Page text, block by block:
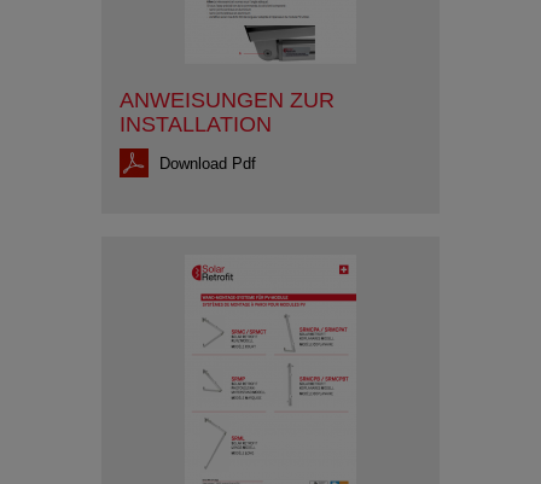
ANWEISUNGEN ZUR
INSTALLATION
Download Pdf